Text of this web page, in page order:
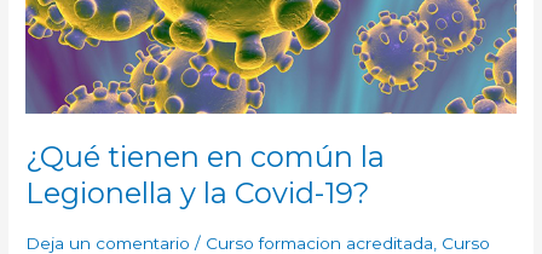
¿Qué tienen en común la
Legionella y la Covid-19?
Deja un comentario / Curso formacion acreditada Curso
COVID-
19?